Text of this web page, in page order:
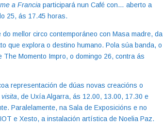
a Francia participará nun Café con… aberto a
25, ás 17.45 horas.
mellor circo contemporáneo con Masa madre, da
que explora o destino humano. Pola súa banda, o
The Momento Impro, o domingo 26, contra ás
representación de dúas novas creacións o
, de Uxía Algarra, ás 12.00, 13.00, 17.30 e
Paralelamente, na Sala de Exposicións e no
e Xesto, a instalación artística de Noelia Paz.